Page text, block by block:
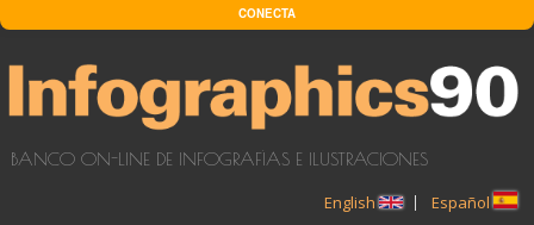
CONECTA
BANCO ON-LINE DE INFOGRAFÍAS E ILUSTRACIONES
English Español